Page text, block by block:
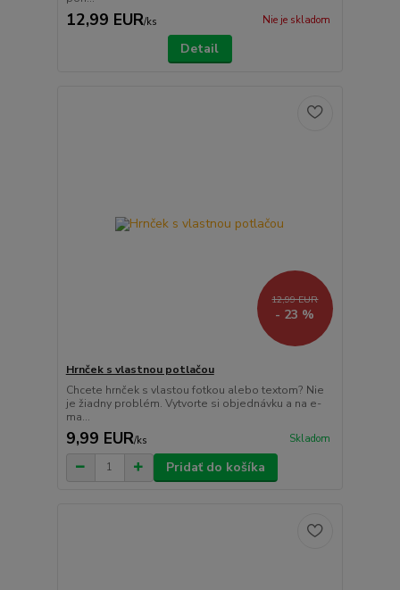
12,99 EUR/ks Nie je skladom
Detail
12,99 EUR
- 23 %
Hrnček s vlastnou potlačou
Chcete hrnček s vlastou fotkou alebo textom? Nie
je žiadny problém. Vytvorte si objednávku a na e-
ma...
9,99 EUR/ks Skladom
Pridať do košíka